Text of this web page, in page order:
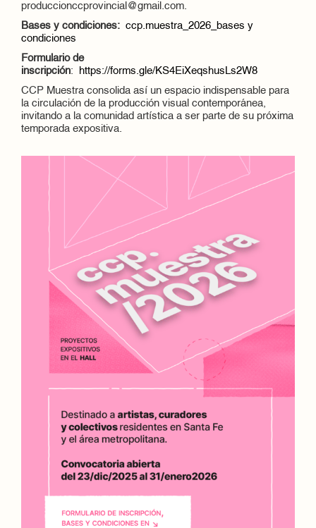
produccionccprovincial@gmail.com.
Bases y condiciones: ccp.muestra_2026_bases y
condiciones
Formulario de
inscripción:
https://forms.gle/KS4EiXeqshusLs2W8
CCP Muestra consolida así un espacio indispensable para
la circulación de la producción visual contemporánea,
invitando a la comunidad artística a ser parte de su próxima
temporada expositiva.